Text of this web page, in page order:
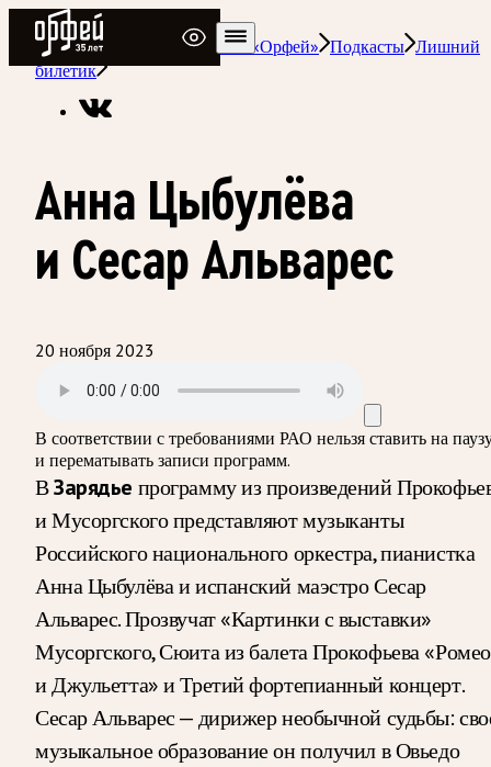
Радио Орфей
Радио классической музыки «Орфей» Подкасты Лишний
билетик
Анна Цыбулёва
и Сесар Альварес
20 ноября 2023
В соответствии с требованиями РАО нельзя ставить на
и перематывать записи программ.
ВЗарядье программу из произведений
и Мусоргского представляют музыканты
Российского национального оркестра, пианистка
Анна Цыбулёва и испанский маэстро Сесар
Альварес. Прозвучат «Картинки с выставки»
Мусоргского, Сюита из балета Прокофьева «Ромео
и Джульетта» и Третий фортепианный концерт.
Сесар Альварес — дирижер необычной судьбы:
музыкальное образование он получил в Овьедо